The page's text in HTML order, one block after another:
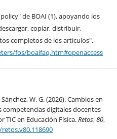
de BOAI (1), apoyando los
copiar, distribuir,
completos de los artículos".
fos/boaifaq.htm#openaccess
W. G. (2026). Cambios en
competencias digitales docentes
en Educación Física.Retos,80,